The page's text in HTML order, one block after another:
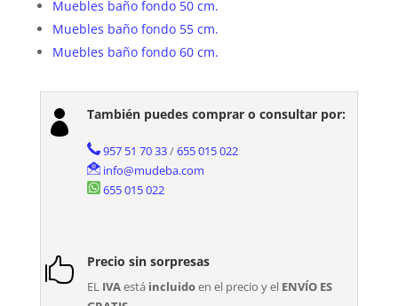
Muebles baño fondo 50 cm.
Muebles baño fondo 55 cm.
Muebles baño fondo 60 cm.
 También puedes comprar o consultar por:
957 51 70 33/655 015 022
info@mudeba.com
655 015 022
 Precio sin sorpresas
EL IVAestá incluidoen el precio y el ENVÍO ES